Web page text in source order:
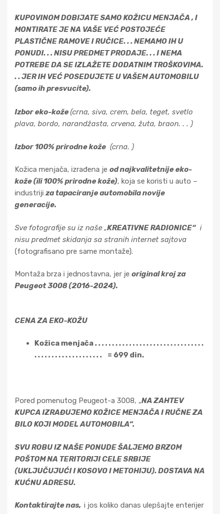
KUPOVINOM DOBIJATE SAMO KOŽICU MENJAČA , I
MONTIRATE JE NA VAŠE VEĆ POSTOJEĆE
PLASTIČNE RAMOVE I RUČICE. . . NEMAMO IH U
PONUDI. . . NISU PREDMET PRODAJE. . . I NEMA
POTREBE DA SE IZLAŽETE DODATNIM TROŠKOVIMA.
. . JER IH VEĆ POSEDUJETE U VAŠEM AUTOMOBILU
(samo ih presvucite).
Izbor eko-kože(crna, siva, crem, bela, teget, svetlo
plava, bordo, narandžasta, crvena, žuta, braon. . . )
Izbor 100% prirodne kože (crna. )
Kožica menjača, izrađena je od najkvalitetnije eko-
kože (ili 100% prirodne kože), koja se koristi u auto –
industrijiza tapaciranje automobila novije
generacije.
Sve fotografije su iz naše „KREATIVNE RADIONICE“i
nisu predmet skidanja sa stranih internet sajtova
(fotografisano pre same montaže).
Montaža brza i jednostavna, jer je original kroj za
Peugeot 3008 (2016-2024).
CENA ZA EKO-KOŽU
Kožica menjača . . . . . . . . . . . . . . . . . . . . . . . . . . . . . . . .
. . . . . . . . . . . . . . . . . . . . = 699 din.
Pored pomenutog Peugeot-a 3008, „NA ZAHTEV
KUPCA IZRAĐUJEMO KOŽICE MENJAČA I RUČNE ZA
BILO KOJI MODEL AUTOMOBILA“.
SVU ROBU IZ NAŠE PONUDE ŠALJEMO BRZOM
POŠTOM NA TERITORIJI CELE SRBIJE
(UKLJUČUJUĆI I KOSOVO I METOHIJU). DOSTAVA NA
KUĆNU ADRESU.
Kontaktirajte nas, i jos koliko danas ulepšajte enterijer